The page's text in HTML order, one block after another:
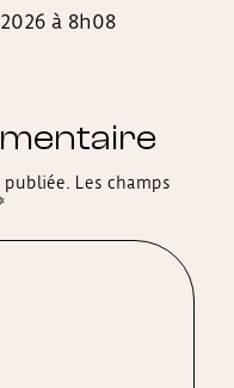
à 8h08
Les champs